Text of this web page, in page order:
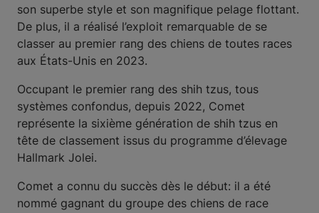
son superbe style et son magnifique pelage flottant.
De plus, il a réalisé l’exploit remarquable de se
classer au premier rang des chiens de toutes races
aux États-Unis en 2023.
Occupant le premier rang des shih tzus, tous
systèmes confondus, depuis 2022, Comet
représente la sixième génération de shih tzus en
tête de classement issus du programme d’élevage
Hallmark Jolei.
Comet a connu du succès dès le début: il a été
nommé gagnant du groupe des chiens de race